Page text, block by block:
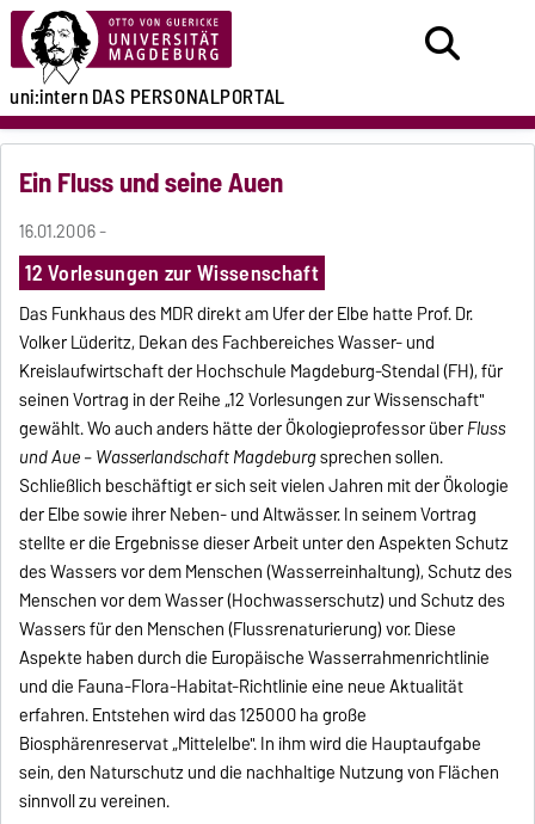
uni:internDAS PERSONALPORTAL
Ein Fluss und seine Auen
16.01.2006 -
12 Vorlesungen zur Wissenschaft
Das Funkhaus des MDR direkt am Ufer der Elbe hatte Prof. Dr.
Volker Lüderitz, Dekan des Fachbereiches Wasser- und
Kreislaufwirtschaft der Hochschule Magdeburg-Stendal (FH), für
seinen Vortrag in der Reihe „12 Vorlesungen zur Wissenschaft"
gewählt. Wo auch anders hätte der Ökologieprofessor überFluss
und Aue – Wasserlandschaft Magdeburgsprechen sollen.
Schließlich beschäftigt er sich seit vielen Jahren mit der Ökologie
der Elbe sowie ihrer Neben- und Altwässer. In seinem Vortrag
stellte er die Ergebnisse dieser Arbeit unter den Aspekten Schutz
des Wassers vor dem Menschen (Wasserreinhaltung), Schutz des
Menschen vor dem Wasser (Hochwasserschutz) und Schutz des
Wassers für den Menschen (Flussrenaturierung) vor. Diese
Aspekte haben durch die Europäische Wasserrahmenrichtlinie
und die Fauna-Flora-Habitat-Richtlinie eine neue Aktualität
erfahren. Entstehen wird das 125000 ha große
Biosphärenreservat „Mittelelbe". In ihm wird die Hauptaufgabe
sein, den Naturschutz und die nachhaltige Nutzung von Flächen
sinnvoll zu vereinen.